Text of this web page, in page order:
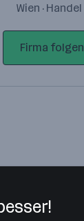
Wien · Handel
Firma folgen